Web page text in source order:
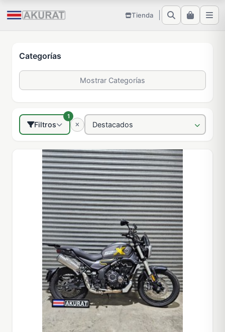
Tienda
Categorías
Mostrar Categorías
Filtros
1